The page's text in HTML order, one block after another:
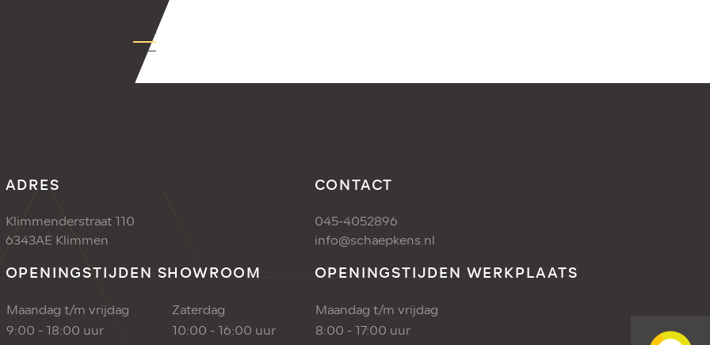
+Contact
ADRES
Klimmenderstraat 110
6343AE Klimmen
CONTACT
045-4052896
info@schaepkens.nl
OPENINGSTIJDEN SHOWROOM
Maandag t/m vrijdag
Zaterdag
9:00 - 18:00 uur
10:00 - 16:00 uur
OPENINGSTIJDEN WERKPLAATS
Maandag t/m vrijdag
8:00 - 17:00 uur